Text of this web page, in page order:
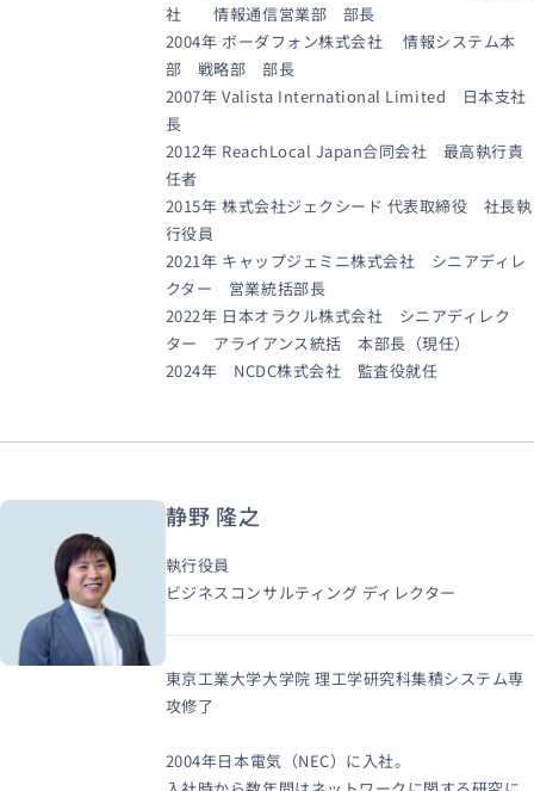
社 情報通信営業部 部長
2004年 ボーダフォン株式会社 情報システム本
部 戦略部 部長
2007年 Valista International Limited 日本支社
長
2012年 ReachLocal Japan合同会社 最高執行責
任者
2015年 株式会社ジェクシード 代表取締役 社長執
行役員
2021年 キャップジェミニ株式会社 シニアディレ
クター 営業統括部長
2022年 日本オラクル株式会社 シニアディレク
ター アライアンス統括 本部長（現任）
2024年 NCDC株式会社 監査役就任
静野 隆之
執行役員
ビジネスコンサルティング ディレクター
東京工業大学大学院 理工学研究科集積システム専
攻修了
2004年日本電気（NEC）に入社。